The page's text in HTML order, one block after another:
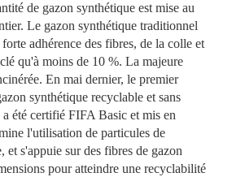
de gazon synthétique est mise au
Le gazon synthétique traditionnel
adhérence des fibres, de la colle et
qu'à moins de 10 %. La majeure
En mai dernier, le premier
synthétique recyclable et sans
été certifié FIFA Basic et mis en
l'utilisation de particules de
et s'appuie sur des fibres de gazon
pour atteindre une recyclabilité